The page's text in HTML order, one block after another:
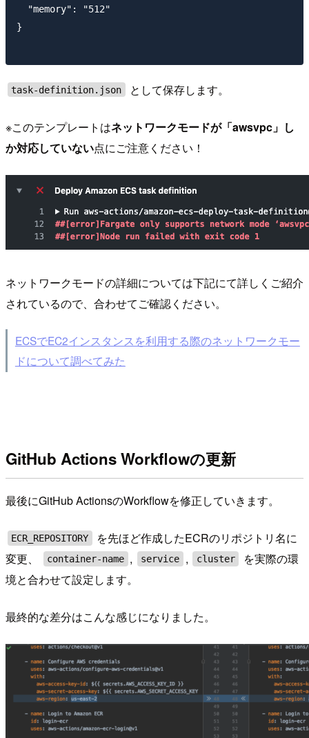
  "memory": "512"
}
task-definition.json として保存します。
※このテンプレートはネットワークモードが「awsvpc」し
か対応していない点にご注意ください！
ネットワークモードの詳細については下記にて詳しくご紹介
されているので、合わせてご確認ください。
ECSでEC2インスタンスを利用する際のネットワークモー
ドについて調べてみた
GitHub Actions Workflowの更新
最後にGitHub ActionsのWorkflowを修正していきます。
ECR_REPOSITORY
を先ほど作成したECRのリポジトリ名に
変更、
container-name , service , cluster
を実際の環
境と合わせて設定します。
最終的な差分はこんな感じになりました。